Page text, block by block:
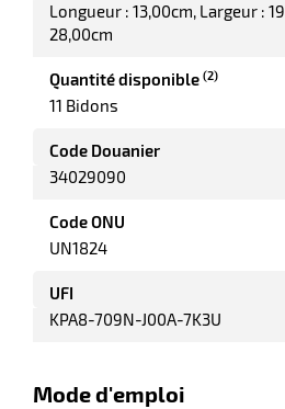
Longueur : 13,00cm Largeur :
28,00cm
Quantité disponible (2)
11 Bidons
Code Douanier
34029090
Code ONU
UN1824
UFI
KPA8-709N-J00A-7K3U
Mode d'emploi